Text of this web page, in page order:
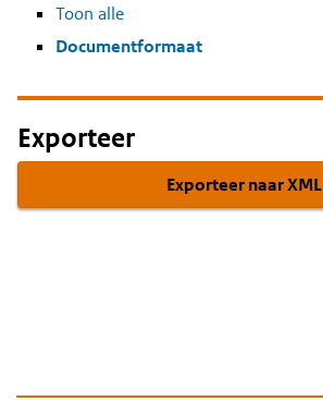
Toon alle
Documentformaat
Exporteer
Exporteer naar XML